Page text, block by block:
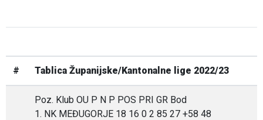
# Tablica Županijske/Kantonalne lige 2022/23
Poz. Klub OU P N P POS PRI GR Bod
1. NK MEĐUGORJE 18 16 0 2 85 27 +58 48